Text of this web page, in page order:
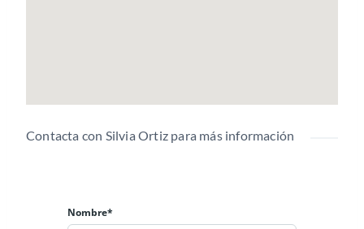
Contacta con Silvia Ortiz para más información
Nombre*